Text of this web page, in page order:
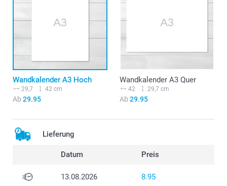
Wandkalender A3 Hoch
29,7 42 cm
Ab 29.95
Wandkalender A3 Quer
42 29,7 cm
Ab 29.95
Lieferung
Datum Preis
13.08.2026 8.95